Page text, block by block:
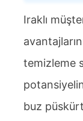
Iraklı
temizleme
buz